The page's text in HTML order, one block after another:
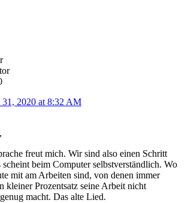
31, 2020 at 8:32 AM
freut mich. Wir sind also einen Schritt
beim Computer selbstverständlich. Wo
mit am Arbeiten sind, von denen immer
kleiner Prozentsatz seine Arbeit nicht
macht. Das alte Lied.